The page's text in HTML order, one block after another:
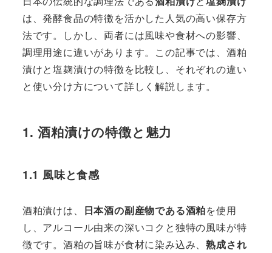
は、発酵食品の特徴を活かした人気の高い保存方
法です。しかし、両者には風味や食材への影響、
調理用途に違いがあります。この記事では、酒粕
漬けと塩麹漬けの特徴を比較し、それぞれの違い
と使い分け方について詳しく解説します。
1. 酒粕漬けの特徴と魅力
1.1 風味と食感
酒粕漬けは、 日本酒の副産物である酒粕を使用
し、アルコール由来の深いコクと独特の風味が特
徴です。酒粕の旨味が食材に染み込み、熟成され